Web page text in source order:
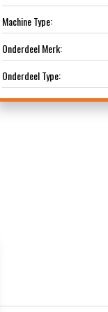
Machine Type:
Onderdeel Merk:
Onderdeel Type: